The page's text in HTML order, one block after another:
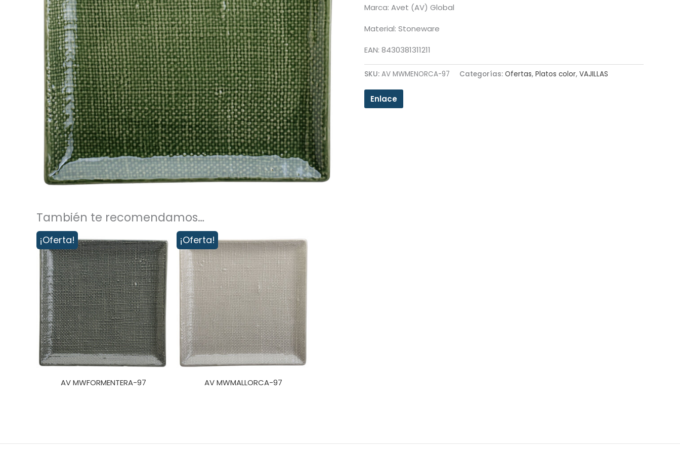
Marca: Avet (AV) Global
Material: Stoneware
EAN: 8430381311211
SKU: AV MWMENORCA-97 Categorías: Ofertas, Platos color, VAJILLAS
Enlace
También te recomendamos…
¡Oferta!
AV MWFORMENTERA-97
¡Oferta!
AV MWMALLORCA-97